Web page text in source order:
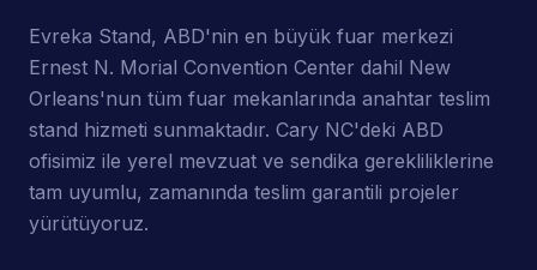
Evreka Stand, ABD'nin en büyük fuar merkezi
Ernest N. Morial Convention Center dahil New
Orleans'nun tüm fuar mekanlarında anahtar teslim
stand hizmeti sunmaktadır. Cary NC'deki ABD
ofisimiz ile yerel mevzuat ve sendika gerekliliklerine
tam uyumlu, zamanında teslim garantili projeler
yürütüyoruz.